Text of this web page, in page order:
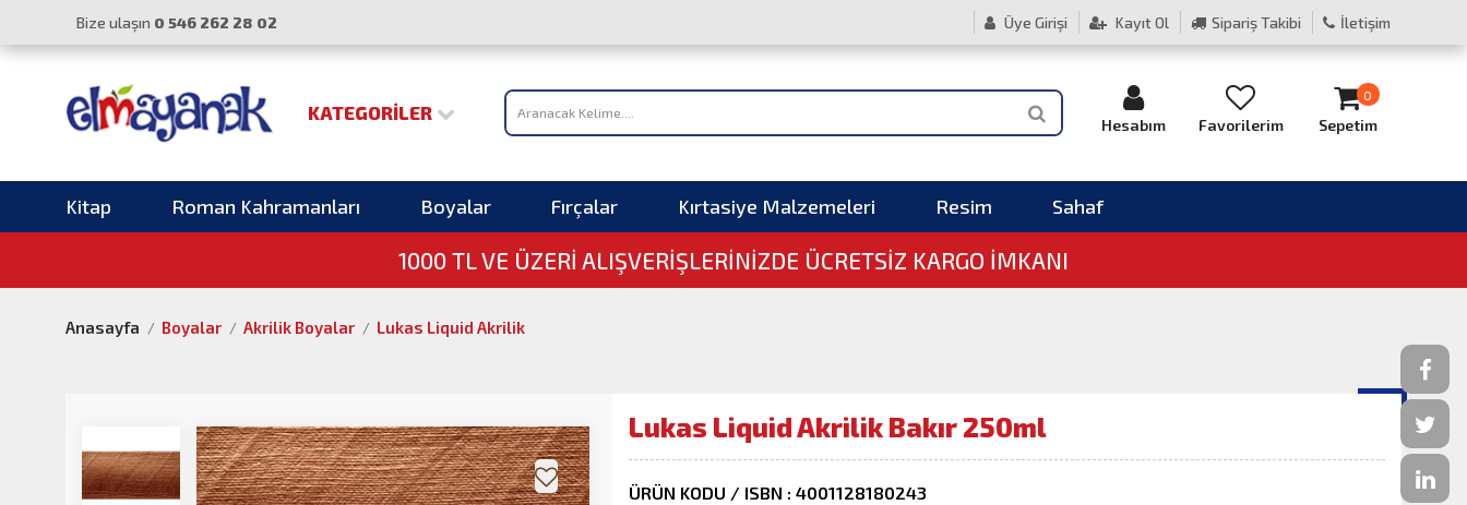
Bize ulaşın 0 546 262 28 02 Üye Girişi Kayıt Ol Sipariş Takibi İletişim
KATEGORILER
Hesabım Favorilerim Sepetim
0
Kitap Roman Kahramanları Boyalar Fırçalar Kırtasiye Malzemeleri Resim Sahaf
1000 TL VE ÜZERI ALIŞVERIŞLERINIZDE ÜCRETSİZ KARGO İMKANI
Anasayfa Boyalar Akrilik Boyalar Lukas Liquid Akrilik
Lukas Liquid Akrilik Bakır 250ml
ÜRÜN KODU / ISBN : 4001128180243